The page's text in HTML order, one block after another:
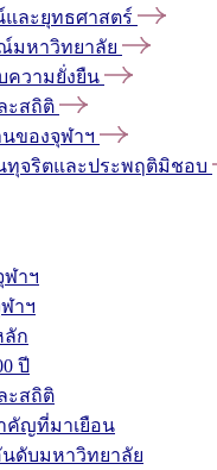
ละยุทธศาสตร์
มหาวิทยาลัย
ความยั่งยืน
ะสถิติ
ของจุฬาฯ
ทุจริตและประพฤติมิชอบ
ฬาฯ
าฯ
ลัก
ปี
ะสถิติ
คัญที่มาเยือน
นดับมหาวิทยาลัย